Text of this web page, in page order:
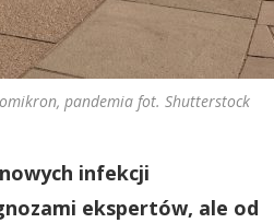
pandemia fot. Shutterstock
infekcji
ekspertów, ale od